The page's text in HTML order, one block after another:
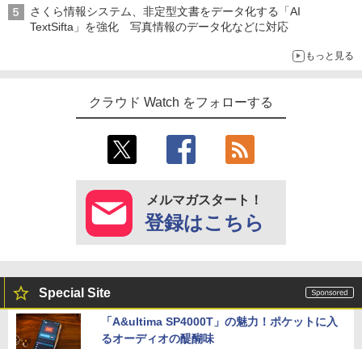
さくら情報システム、非定型文書をデータ化する「AI
TextSifta」を強化 写真情報のデータ化などに対応
もっと見る
クラウド Watch をフォローする
メルマガスタート！
登録はこちら
Special Site
「A&ultima SP4000T」の魅力！ポケットに入
るオーディオの醍醐味